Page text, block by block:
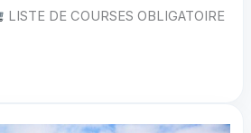
LISTE DE COURSES OBLIGATOIRE